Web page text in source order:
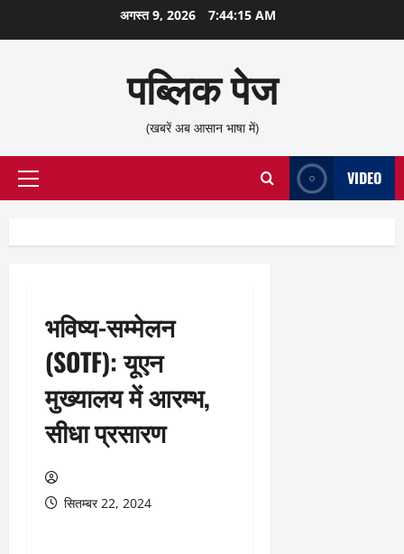
सामग्री
अगस्त 9, 2026 7:44:16 AM
पब्लिक पेज
(खबरें अब आसान भाषा में)
प्राथमिक
VIDEO
भविष्य-सम्मेलन
(SOTF): यूएन
मुख्यालय में आरम्भ,
सीधा प्रसारण
सितम्बर 22, 2024